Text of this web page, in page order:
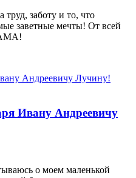
заботу и то, что
заветные мечты! От всей
Ивану Андреевичу
о моем маленькой